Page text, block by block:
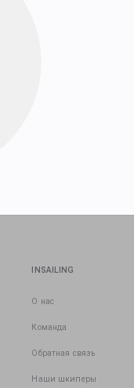
INSAILING
О нас
Команда
Обратная связь
Наши шкиперы